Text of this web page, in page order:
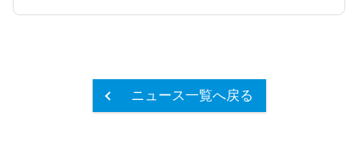
ニュース一覧へ戻る